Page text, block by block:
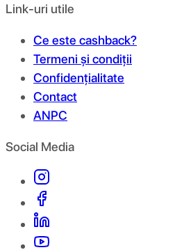
Link-uri utile
Ce este cashback?
Termeni și condiții
Confidențialitate
Contact
ANPC
Social Media